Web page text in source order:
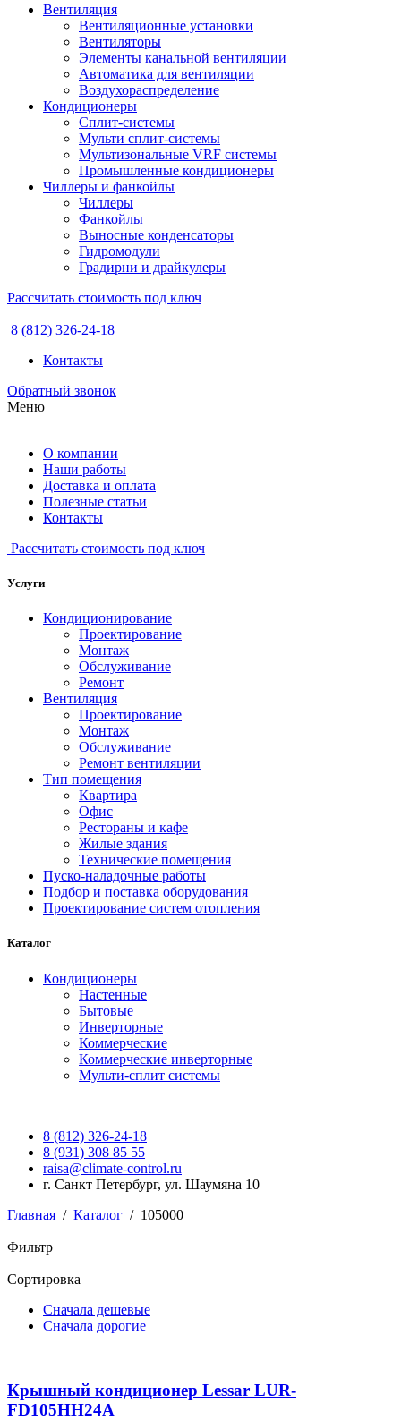
Вентиляция
Вентиляционные установки
Вентиляторы
Элементы канальной вентиляции
Автоматика для вентиляции
Воздухораспределение
Кондиционеры
Сплит-системы
Мульти сплит-системы
Мультизональные VRF системы
Промышленные кондиционеры
Чиллеры и фанкойлы
Чиллеры
Фанкойлы
Выносные конденсаторы
Гидромодули
Градирни и драйкулеры
Рассчитать стоимость под ключ
8 (812) 326-24-18
Контакты
Обратный звонок
Меню
О компании
Наши работы
Доставка и оплата
Полезные статьи
Контакты
Рассчитать стоимость под ключ
Услуги
Кондиционирование
Проектирование
Монтаж
Обслуживание
Ремонт
Вентиляция
Проектирование
Монтаж
Обслуживание
Ремонт вентиляции
Тип помещения
Квартира
Офис
Рестораны и кафе
Жилые здания
Технические помещения
Пуско-наладочные работы
Подбор и поставка оборудования
Проектирование систем отопления
Каталог
Кондиционеры
Настенные
Бытовые
Инверторные
Коммерческие
Коммерческие инверторные
Мульти-сплит системы
8 (812) 326-24-18
8 (931) 308 85 55
raisa@climate-control.ru
г. Санкт Петербург, ул. Шаумяна 10
Главная / Каталог / 105000
Фильтр
Сортировка
Сначала дешевые
Сначала дорогие
Крышный кондиционер Lessar LUR-
FD105HH24A